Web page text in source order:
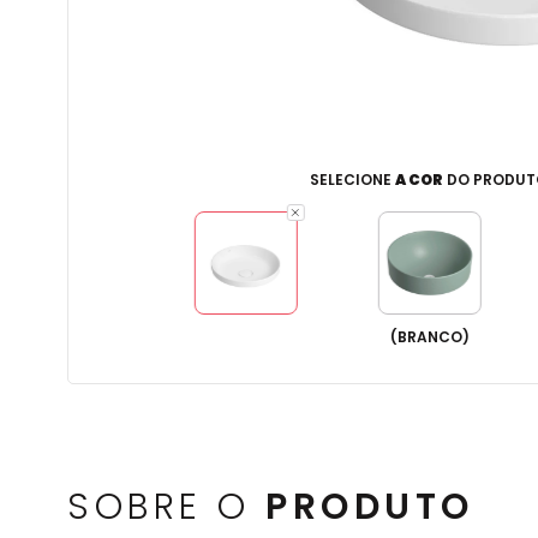
SELECIONE A COR DO
(BRANCO)
SOBRE O PRODUTO